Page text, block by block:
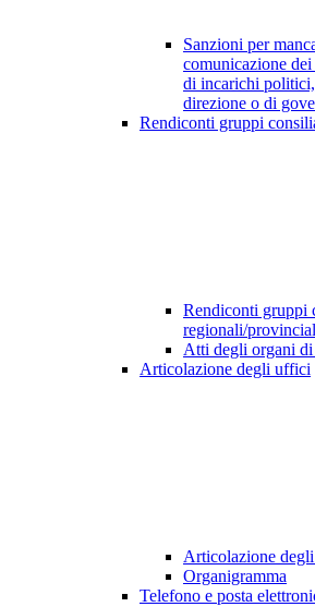
Sanzioni per
comunicazione
di incarichi
direzione o di
Rendiconti gruppi
Rendiconti gruppi
regionali/
Atti degli organi
Articolazione degli uffici
Articolazione
Organigramma
Telefono e posta